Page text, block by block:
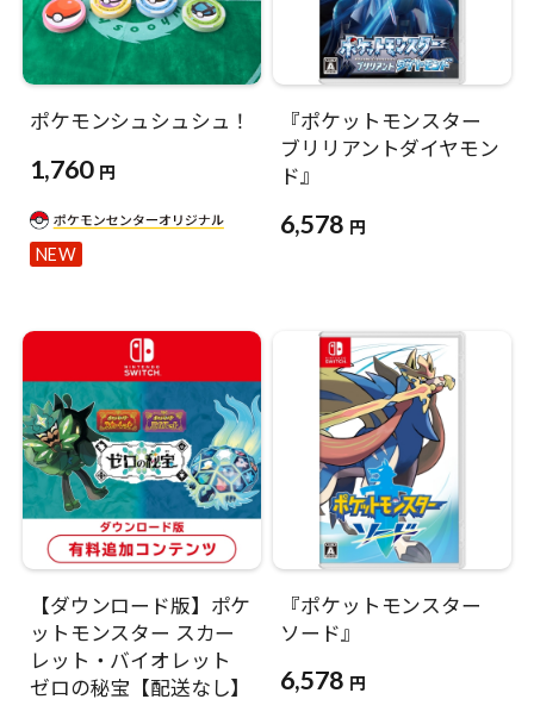
ポケモンシュシュシュ！
1,760 円
NEW
『ポケットモンスター
ブリリアントダイヤモン
ド』
6,578 円
【ダウンロード版】ポケ
ットモンスター スカー
レット・バイオレット
ゼロの秘宝【配送なし】
『ポケットモンスター
ソード』
6,578 円